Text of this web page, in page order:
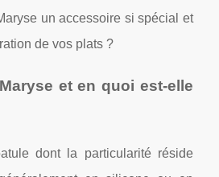
un accessoire si spécial et
de vos plats ?
et en quoi est-elle
dont la particularité réside